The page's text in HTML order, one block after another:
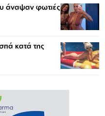
άναψαν φωτιές
κατά της